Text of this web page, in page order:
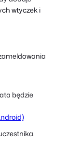
wtyczek i
będzie